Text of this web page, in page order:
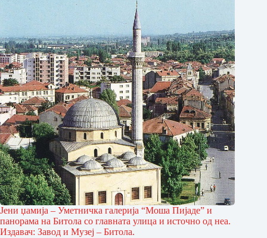
Јени џамија – Уметничка галерија “Моша Пијаде” и
панорама на Битола со глав­ната улица и источно од неа.
Из­давач: Завод и Музеј – Битола.